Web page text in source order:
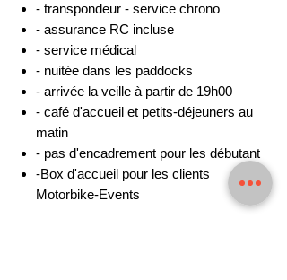
- transpondeur - service chrono
- assurance RC incluse
- service médical
- nuitée dans les paddocks
- arrivée la veille à partir de 19h00
- café d'accueil et petits-déjeuners au
matin
- pas d'encadrement pour les débutant
-Box d'accueil pour les clients
Motorbike-Events